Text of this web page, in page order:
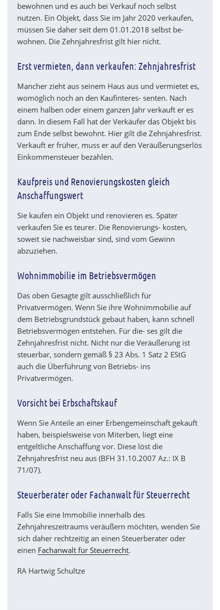
bewohnen und es auch bei Verkauf noch selbst
nutzen. Ein Objekt, dass Sie im Jahr 2020 verkaufen,
müssen Sie daher seit dem 01.01.2018 selbst be-
wohnen. Die Zehnjahresfrist gilt hier nicht.
Erst vermieten, dann verkaufen: Zehnjahresfrist
Mancher zieht aus seinem Haus aus und vermietet es,
womöglich noch an den Kaufinteres- senten. Nach
einem halben oder einem ganzen Jahr verkauft er es
dann. In diesem Fall hat der Verkäufer das Objekt bis
zum Ende selbst bewohnt. Hier gilt die Zehnjahresfrist.
Verkauft er früher, muss er auf den Veräußerungserlös
Einkommensteuer bezahlen.
Kaufpreis und Renovierungskosten gleich
Anschaffungswert
Sie kaufen ein Objekt und renovieren es. Später
verkaufen Sie es teurer. Die Renovierungs- kosten,
soweit sie nachweisbar sind, sind vom Gewinn
abzuziehen.
Wohnimmobilie im Betriebsvermögen
Das oben Gesagte gilt ausschließlich für
Privatvermögen. Wenn Sie ihre Wohnimmobilie auf
dem Betriebsgrundstück gebaut haben, kann schnell
Betriebsvermögen entstehen. Für die- ses gilt die
Zehnjahresfrist nicht. Nicht nur die Veräußerung ist
steuerbar, sondern gemäß § 23 Abs. 1 Satz 2 EStG
auch die Überführung von Betriebs- ins
Privatvermögen.
Vorsicht bei Erbschaftskauf
Wenn Sie Anteile an einer Erbengemeinschaft gekauft
haben, beispielsweise von Miterben, liegt eine
entgeltliche Anschaffung vor. Diese löst die
Zehnjahresfrist neu aus (BFH 31.10.2007 Az.: IX B
71/07).
Steuerberater oder Fachanwalt für Steuerrecht
Falls Sie eine Immobilie innerhalb des
Zehnjahreszeitraums veräußern möchten, wenden Sie
sich daher rechtzeitig an einen Steuerberater oder
einen Fachanwalt für Steuerrecht.
RA Hartwig Schultze